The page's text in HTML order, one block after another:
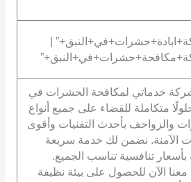
|
خدماتي لمكافحة الحشرات في
متكاملة للقضاء على جميع أنواع
والزواحف بأحدث التقنيات وأقوى
الآمنة. نضمن لك خدمة سريعة
بأسعار تنافسية تناسب الجميع.
الآن للحصول على بيئة نظيفة